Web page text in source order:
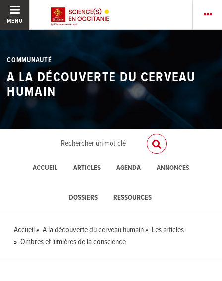
MENU
COMMUNAUTÉ
A LA DÉCOUVERTE DU CERVEAU
HUMAIN
ACCUEIL ARTICLES AGENDA ANNONCES
DOSSIERS RESSOURCES
Accueil A la découverte du cerveau humain
Les articles
Ombres et lumières de la conscience